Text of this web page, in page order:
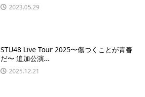
2023.05.29
STU48 Live Tour 2025〜傷つくことが青春
だ〜 追加公演...
2025.12.21